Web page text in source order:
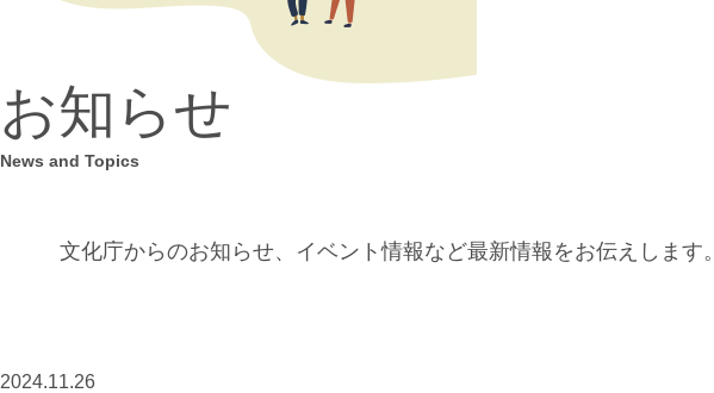
お知らせ
News and Topics
文化庁からのお知らせ、イベント情報など最新情報をお伝えします。
2024.11.26